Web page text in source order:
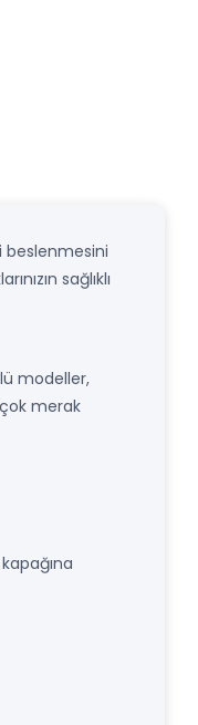
beslenmesini
sağlıklı
modeller,
merak